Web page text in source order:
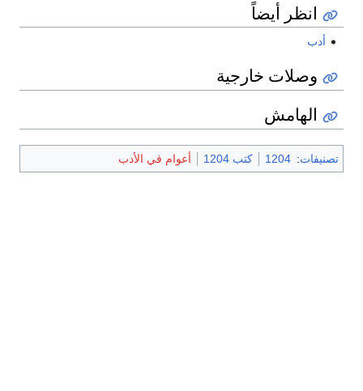
انظر أيضاً
أدب
وصلات خارجية
الهامش
تصنيفات:
1204 كتب 1204 أعوام في الأدب